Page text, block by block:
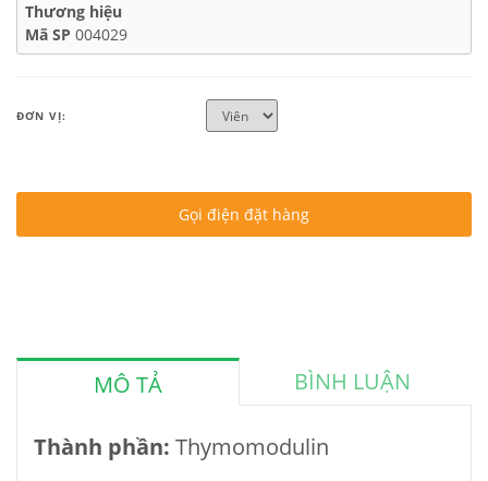
Thương hiệu
Mã SP 004029
ĐƠN VỊ:
Gọi điện đặt hàng
MÔ TẢ BÌNH LUẬN
Thành phần: Thymomodulin